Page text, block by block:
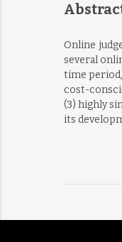
Online
several
time
cost-
(3) highly
its